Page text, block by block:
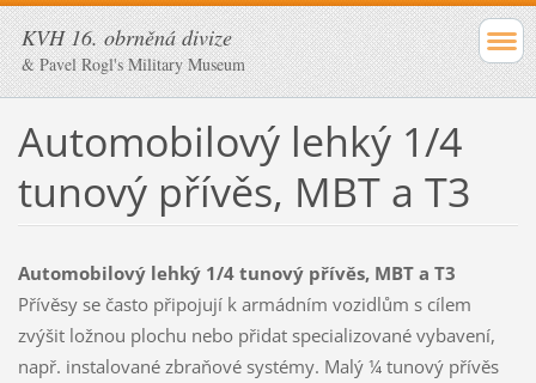
KVH 16. obrněná divize
& Pavel Rogl's Military Museum
Automobilový lehký 1/4
tunový přívěs, MBT a T3
Automobilový lehký 1/4 tunový přívěs, MBT a T3
Přívěsy se často připojují k armádním vozidlům s cílem
zvýšit ložnou plochu nebo přidat specializované vybavení,
např. instalované zbraňové systémy. Malý ¼ tunový přívěs